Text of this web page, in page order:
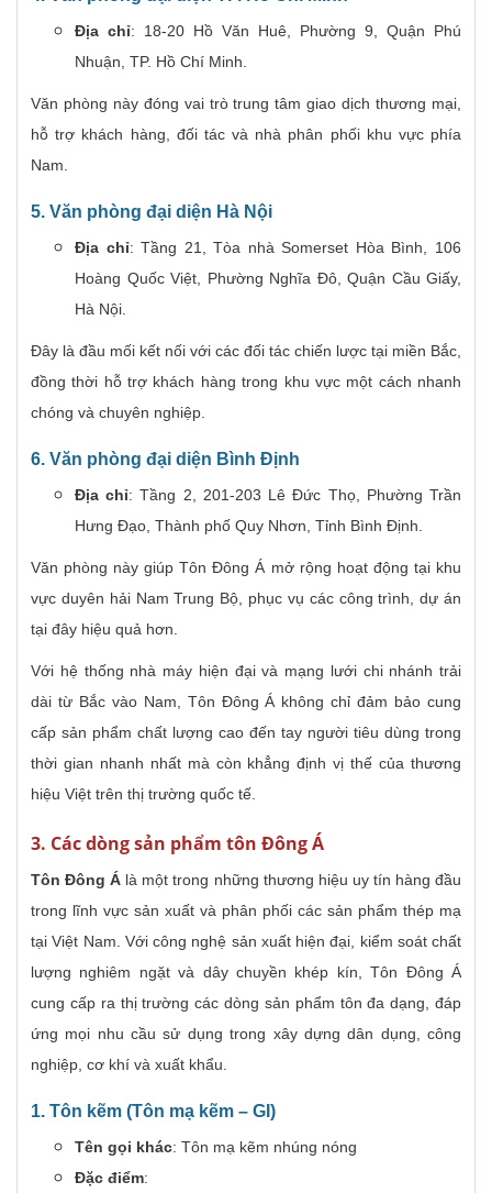
Địa chỉ: 18-20 Hồ Văn Huê, Phường 9, Quận Phú
Nhuận, TP. Hồ Chí Minh.
Văn phòng này đóng vai trò trung tâm giao dịch thương mại,
hỗ trợ khách hàng, đối tác và nhà phân phối khu vực phía
Nam.
5. Văn phòng đại diện Hà Nội
Địa chỉ: Tầng 21, Tòa nhà Somerset Hòa Bình, 106
Hoàng Quốc Việt, Phường Nghĩa Đô, Quận Cầu Giấy,
Hà Nội.
Đây là đầu mối kết nối với các đối tác chiến lược tại miền Bắc,
đồng thời hỗ trợ khách hàng trong khu vực một cách nhanh
chóng và chuyên nghiệp.
6. Văn phòng đại diện Bình Định
Địa chỉ: Tầng 2, 201-203 Lê Đức Thọ, Phường Trần
Hưng Đạo, Thành phố Quy Nhơn, Tỉnh Bình Định.
Văn phòng này giúp Tôn Đông Á mở rộng hoạt động tại khu
vực duyên hải Nam Trung Bộ, phục vụ các công trình, dự án
tại đây hiệu quả hơn.
Với hệ thống nhà máy hiện đại và mạng lưới chi nhánh trải
dài từ Bắc vào Nam, Tôn Đông Á không chỉ đảm bảo cung
cấp sản phẩm chất lượng cao đến tay người tiêu dùng trong
thời gian nhanh nhất mà còn khẳng định vị thế của thương
hiệu Việt trên thị trường quốc tế.
3. Các dòng sản phẩm tôn Đông Á
Tôn Đông Á là một trong những thương hiệu uy tín hàng đầu
trong lĩnh vực sản xuất và phân phối các sản phẩm thép mạ
tại Việt Nam. Với công nghệ sản xuất hiện đại, kiểm soát chất
lượng nghiêm ngặt và dây chuyền khép kín, Tôn Đông Á
cung cấp ra thị trường các dòng sản phẩm tôn đa dạng, đáp
ứng mọi nhu cầu sử dụng trong xây dựng dân dụng, công
nghiệp, cơ khí và xuất khẩu.
1. Tôn kẽm (Tôn mạ kẽm – GI)
Tên gọi khác: Tôn mạ kẽm nhúng nóng
Đặc điểm: